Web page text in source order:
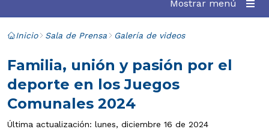
Mostrar menú
Inicio Sala de Prensa Galería de videos
Familia, unión y pasión por el
deporte en los Juegos
Comunales 2024
Última actualización: lunes, diciembre 16 de 2024